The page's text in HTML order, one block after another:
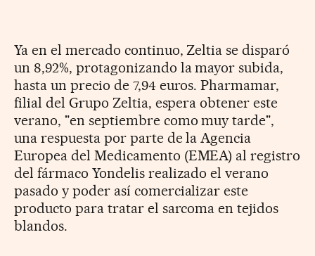
Ya en el mercado continuo, Zeltia se disparó
un 8,92%, protagonizando la mayor subida,
hasta un precio de 7,94 euros. Pharmamar,
filial del Grupo Zeltia, espera obtener este
verano, "en septiembre como muy tarde",
una respuesta por parte de la Agencia
Europea del Medicamento (EMEA) al registro
del fármaco Yondelis realizado el verano
pasado y poder así comercializar este
producto para tratar el sarcoma en tejidos
blandos.